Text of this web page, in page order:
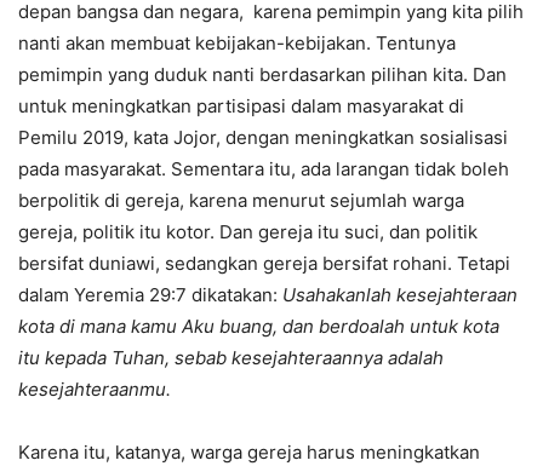
depan bangsa dan negara, karena pemimpin yang kita pilih
nanti akan membuat kebijakan-kebijakan. Tentunya
pemimpin yang duduk nanti berdasarkan pilihan kita. Dan
untuk meningkatkan partisipasi dalam masyarakat di
Pemilu 2019, kata Jojor, dengan meningkatkan sosialisasi
pada masyarakat. Sementara itu, ada larangan tidak boleh
berpolitik di gereja, karena menurut sejumlah warga
gereja, politik itu kotor. Dan gereja itu suci, dan politik
bersifat duniawi, sedangkan gereja bersifat rohani. Tetapi
dalam Yeremia 29:7 dikatakan: Usahakanlah kesejahteraan
kota di mana kamu Aku buang, dan berdoalah untuk kota
itu kepada Tuhan, sebab kesejahteraannya adalah
kesejahteraanmu.
Karena itu, katanya, warga gereja harus meningkatkan